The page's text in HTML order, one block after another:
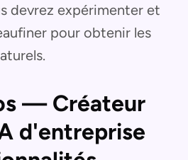
devrez expérimenter et
pour obtenir les
— Créateur
d'entreprise